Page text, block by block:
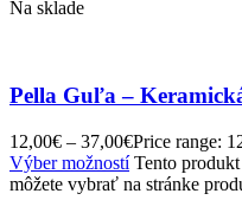
Na sklade
Pella Guľa –
12,00€ – 37,00€Price range:
Výber možnostíTento produkt
môžete vybrať na stránke